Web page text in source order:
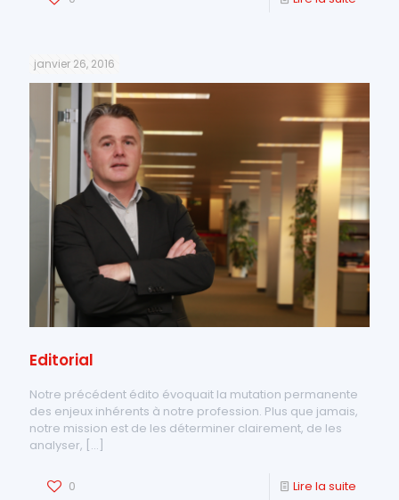
janvier 26, 2016
Editorial
Notre précédent édito évoquait la mutation permanente
des enjeux inhérents à notre profession. Plus que jamais,
notre mission est de les déterminer clairement, de les
analyser, […]
0 Lire la suite